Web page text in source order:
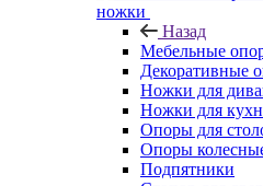
ножки
Назад
Мебельные
Декоративные
Ножки для
Ножки для
Опоры для
Опоры
Подпятники